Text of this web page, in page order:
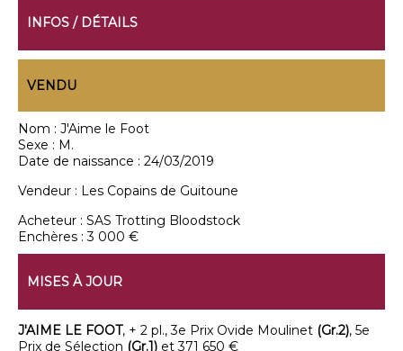
INFOS / DÉTAILS
VENDU
Nom : J'Aime le Foot
Sexe : M.
Date de naissance : 24/03/2019
Vendeur : Les Copains de Guitoune
Acheteur : SAS Trotting Bloodstock
Enchères :3 000 €
MISES À JOUR
J'AIME LE FOOT, + 2 pl., 3e Prix Ovide Moulinet (Gr.2), 5e
Prix de Sélection (Gr.1) et 371 650 €